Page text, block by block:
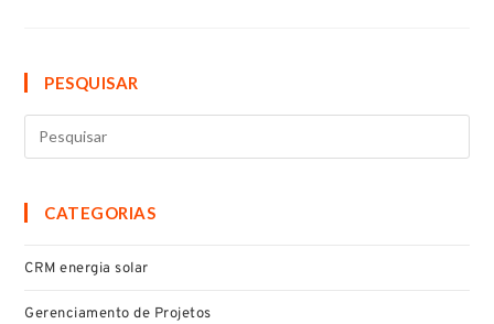
PESQUISAR
CATEGORIAS
CRM energia solar
Gerenciamento de Projetos